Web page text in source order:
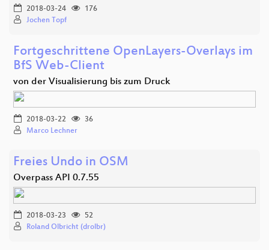
2018-03-24
176
Jochen Topf
Fortgeschrittene OpenLayers-Overlays im
BfS Web-Client
von der Visualisierung bis zum Druck
2018-03-22
36
Marco Lechner
Freies Undo in OSM
Overpass API 0.7.55
2018-03-23
52
Roland Olbricht (drolbr)